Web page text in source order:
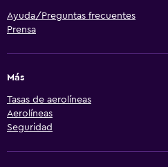
Ayuda/Preguntas frecuentes
Prensa
Más
Tasas de aerolíneas
Aerolíneas
Seguridad